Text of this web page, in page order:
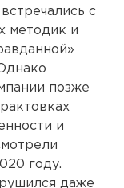
с
методик и
позже
и
году.
даже